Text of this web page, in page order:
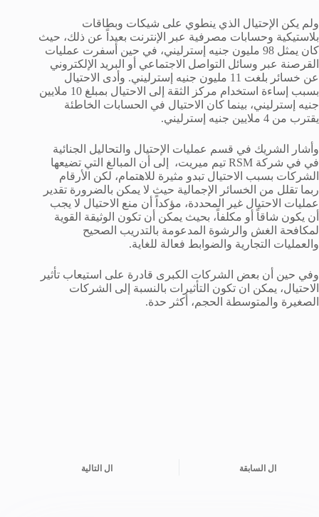
ولم يكن الإحتيال الذي ينطوي على شيكات وبطاقات
بلاستيكية وحسابات مصرفية عبر الإنترنت بعيداً عن ذلك، حيث
كان يمثل 98 مليون جنيه إسترليني، في حين أسفرت عمليات
القرصنة عبر وسائل التواصل الاجتماعي أو البريد الإلكتروني
عن خسائر بلغت 11 مليون جنيه إسترليني. وأدى الاحتيال
بسبب إساءة استخدام مركز الثقة إلى الاحتيال بمبلغ 10 ملايين
جنيه إسترليني، بينما كان الاحتيال في الحسابات الخاطئة
يقترب من 4 ملايين جنيه إسترليني.
وأشار الشريك في قسم عمليات الإحتيال والتحاليل الجنائية
في في شركة RSM تيم ميريت، إلى أن المبالغ التي تضيعها
الشركات بسبب الاحتيال تبدو مثيرة للاهتمام، لكن الأرقام
ربما تقلل من الخسائر الإجمالية حيث لا يمكن بالضرورة تقدير
عمليات الاحتيال غير المحددة، مؤكداً أن منع الاحتيال لا يجب
أن يكون شاقاً أو مكلفاً، بحيث يمكن أن تكون الوثيقة القوية
لمكافحة الغش والرشوة المدعومة بالتدريب الصحيح
والعمليات التجارية والضوابط فعالة للغاية.
وفي حين أن بعض الشركات الكبرى قادرة على استيعاب تأثير
الاحتيال، يمكن ان تكون التأثيرات بالنسبة إلى الشركات
الصغيرة والمتوسطة الحجم، أكثر حدة.
ال السابقة ال التالية